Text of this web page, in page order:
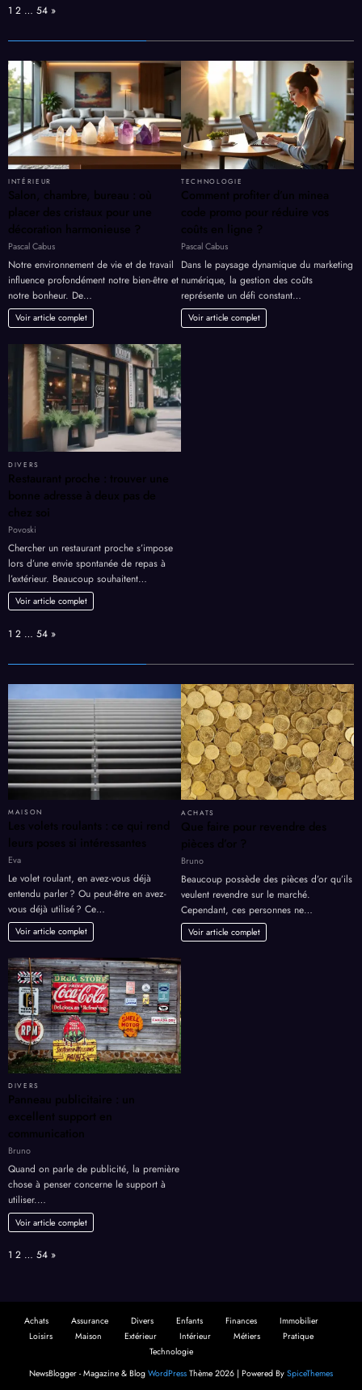
Page:
1 2 … 54 Next
»
INTÉRIEUR
Salon, chambre, bureau : où
placer des cristaux pour une
décoration harmonieuse ?
Pascal Cabus
Notre environnement de vie et de travail
influence profondément notre bien-être et
notre bonheur. De…
Voir article complet
TECHNOLOGIE
Comment profiter d’un minea
code promo pour réduire vos
coûts en ligne ?
Pascal Cabus
Dans le paysage dynamique du marketing
numérique, la gestion des coûts
représente un défi constant…
Voir article complet
DIVERS
Restaurant proche : trouver une
bonne adresse à deux pas de
chez soi
Povoski
Chercher un restaurant proche s’impose
lors d’une envie spontanée de repas à
l’extérieur. Beaucoup souhaitent…
Voir article complet
Page:
1 2 … 54 Next
»
MAISON
Les volets roulants : ce qui rend
leurs poses si intéressantes
Eva
Le volet roulant, en avez-vous déjà
entendu parler ? Ou peut-être en avez-
vous déjà utilisé ? Ce…
Voir article complet
ACHATS
Que faire pour revendre des
pièces d’or ?
Bruno
Beaucoup possède des pièces d’or qu’ils
veulent revendre sur le marché.
Cependant, ces personnes ne…
Voir article complet
DIVERS
Panneau publicitaire : un
excellent support en
communication
Bruno
Quand on parle de publicité, la première
chose à penser concerne le support à
utiliser.…
Voir article complet
Page:
1 2 … 54 Next
»
Achats Assurance Divers Enfants Finances
Immobilier
Loisirs
Maison Extérieur Intérieur Métiers
Pratique
Technologie
NewsBlogger - Magazine & Blog WordPress Thème 2026 | Powered By SpiceThemes